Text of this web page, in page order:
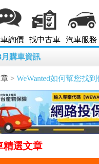
詢價 找中古車 汽車服務
月購車資訊
> WeWanted如何幫您找
精選文章